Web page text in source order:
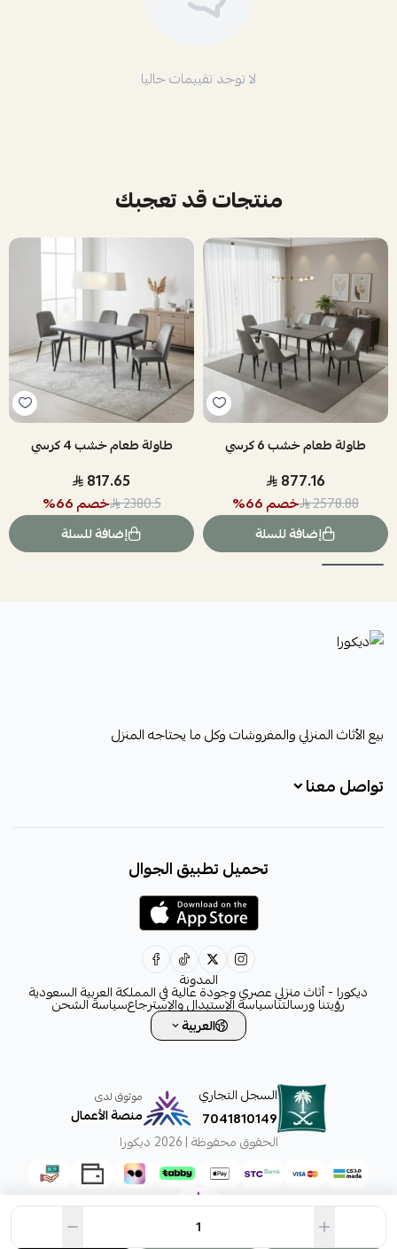
لا توجد تقييمات حاليا
منتجات قد تعجبك
طاولة طعام خشب 6 كرسي
877.16
2578.88 خصم66
%
إضافة للسلة
طاولة طعام خشب 4 كرسي
817.65
2380.5 خصم66
%
إضافة للسلة
ديكورا
بيع الأثاث المنزلي والمفروشات وكل ما يحتاجه المنزل
تواصل معنا
decora6586@gmail.com
تحميل تطبيق الجوال
المدونة
ديكورا - أثاث منزلي عصري وجودة عالية في المملكة العربية السعودية
رؤيتنا ورسالتناسياسة الإستبدال والإسترجاعسياسة الشحن
العربية
السجل التجاري
7041810149
موثوق لدى
منصة الأعمال
الحقوق محفوظة | 2026
ديكورا